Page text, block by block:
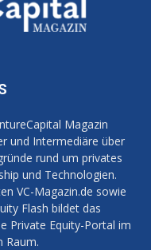
Magazin
und Intermediäre über
rund um privates
und Technologien.
VC-Magazin.de sowie
Flash bildet das
Private Equity-Portal im
Raum.